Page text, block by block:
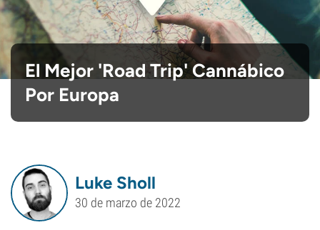
El Mejor 'Road Trip' Cannábico
Por Europa
Luke Sholl
30 de marzo de 2022